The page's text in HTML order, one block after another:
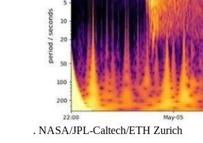
. NASA/JPL-Caltech/ETH Zurich